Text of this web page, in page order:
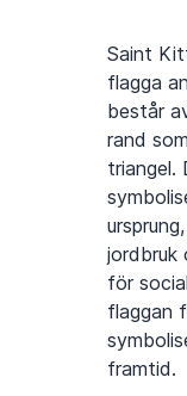
Saint
flagga
består
rand
triangel.
jordbruk
för
flaggan
framtid.